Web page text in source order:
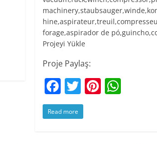
forage,aspirador de
Projeyi Yükle
Proje Paylaş:
F
a
c
T
w
itt
Pi
Read more